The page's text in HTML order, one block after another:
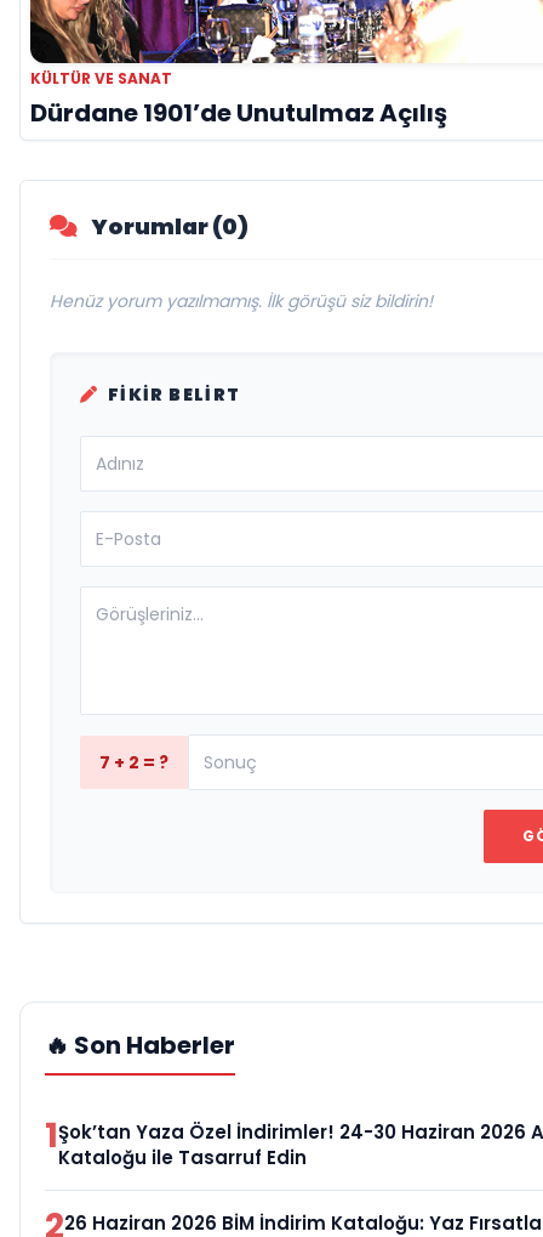
KÜLTÜR VE SANAT
Dürdane 1901’de Unutulmaz Açılış
Yorumlar (0)
Henüz yorum yazılmamış. İlk görüşü siz bildirin!
FIKIR BELIRT
7 + 2 = ?
🔥 Son Haberler
1Şok’tan Yaza Özel İndirimler! 24-30 Haziran 2026
Kataloğu ile Tasarruf Edin
226 Haziran 2026 BİM İndirim Kataloğu: Yaz